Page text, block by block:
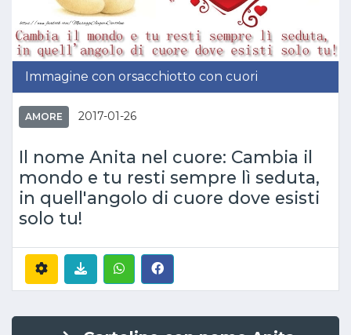
Immagine con orsacchiotto con cuori
AMORE 2017-01-26
Il nome Anita nel cuore: Cambia il
mondo e tu resti sempre lì seduta,
in quell'angolo di cuore dove esisti
solo tu!